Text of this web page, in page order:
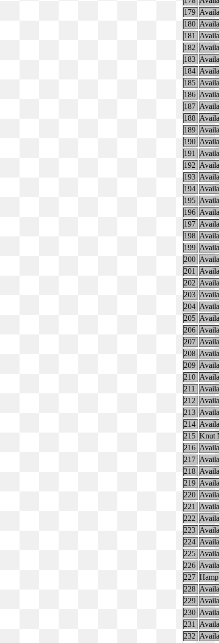
179
180
181
182
183
184
185
186
187
188
189
190
191
192
193
194
195
196
197
198
199
200
201
202
203
204
205
206
207
208
209
210
211
212
213
214
215 Knut
216
217
218
219
220
221
222
223
224
225
226
227
228
229
230
231
232